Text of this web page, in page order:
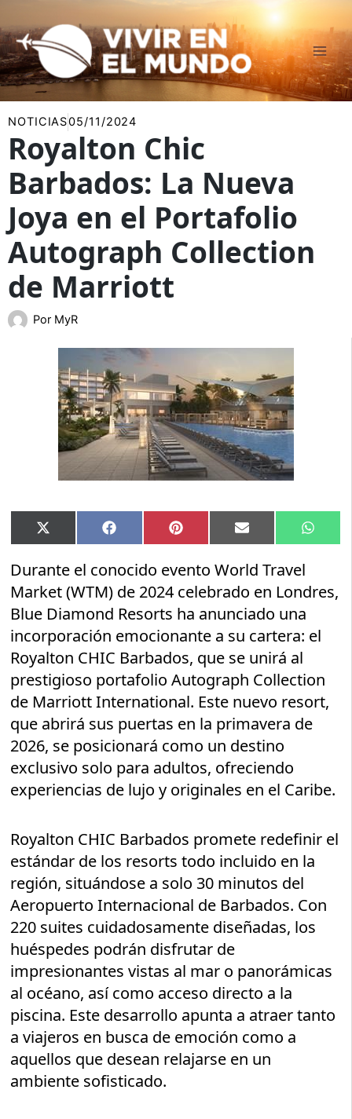
al
contenido
NOTICIAS05/11/2024
Royalton Chic
Barbados: La Nueva
Joya en el Portafolio
Autograph Collection
de Marriott
Por MyR
Compartir
en
X
(Twitter)
Compartir
en
Facebook Compartir
en
Pinterest Compartir
en
Email
en
Durante el conocido evento World Travel
Market (WTM) de 2024 celebrado en Londres,
Blue Diamond Resorts ha anunciado una
incorporación emocionante a su cartera: el
Royalton CHIC Barbados, que se unirá al
prestigioso portafolio Autograph Collection
de Marriott International. Este nuevo resort,
que abrirá sus puertas en la primavera de
2026, se posicionará como un destino
exclusivo solo para adultos, ofreciendo
experiencias de lujo y originales en el Caribe.
Royalton CHIC Barbados promete redefinir el
estándar de los resorts todo incluido en la
región, situándose a solo 30 minutos del
Aeropuerto Internacional de Barbados. Con
220 suites cuidadosamente diseñadas, los
huéspedes podrán disfrutar de
impresionantes vistas al mar o panorámicas
al océano, así como acceso directo a la
piscina. Este desarrollo apunta a atraer tanto
a viajeros en busca de emoción como a
aquellos que desean relajarse en un
ambiente sofisticado.